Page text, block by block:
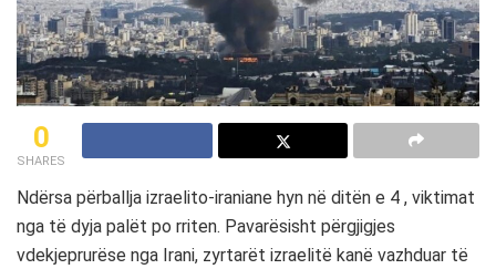
0
SHARES
Ndërsa përballja izraelito-iraniane hyn në ditën e 4 , viktimat
nga të dyja palët po rriten. Pavarësisht përgjigjes
vdekjeprurëse nga Irani, zyrtarët izraelitë kanë vazhduar të